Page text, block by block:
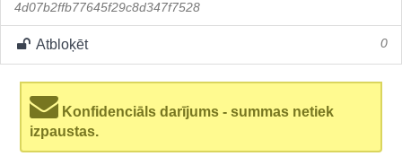
4d07b2ffb77645f29c8d347f7528
Atbloķēt 0
Konfidenciāls darījums - summas netiek
izpaustas.